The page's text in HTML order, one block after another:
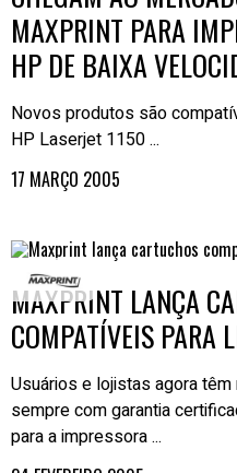
MAXPRINT PARA
HP DE BAIXA
Novos produtos são
HP Laserjet 1150 ...
17 MARÇO 2005
MAXPRINT LANÇA
COMPATÍVEIS PARA
Usuários e lojistas agora
sempre com garantia
para a impressora ...